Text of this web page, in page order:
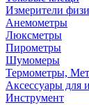
Измерители
Анемометры
Люксметры
Пирометры
Шумомеры
Термометры,
Аксессуары для
Инструмент